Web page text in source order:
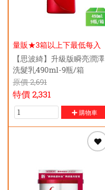
量販★3箱以上下最低每入
$249元
【思波綺】升級版瞬亮潤澤
洗髮乳490ml-9瓶/箱
原價2,691
特價2,331
購物車